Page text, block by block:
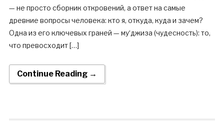
— не просто сборник откровений, а ответ на самые
древние вопросы человека: кто я, откуда, куда и зачем?
Одна из его ключевых граней — му‘джиза (чудесность): то,
что превосходит […]
Continue Reading →